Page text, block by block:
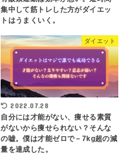
集中して筋トレした方がダイエッ
トはうまくいく。
ダイエット
2022.07.28
自分には才能がない、痩せる素質
がないから痩せられない？そんな
の嘘。僕は才能ゼロで－7kg超の減
量を達成した。